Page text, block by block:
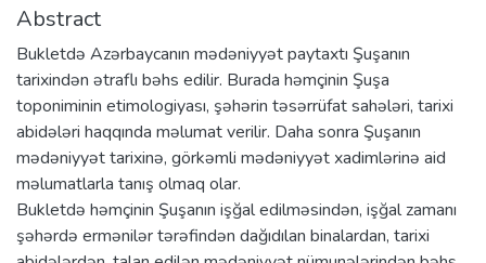
Abstract
Bukletdə Azərbaycanın mədəniyyət paytaxtı Şuşanın
tarixindən ətraflı bəhs edilir. Burada həmçinin Şuşa
toponiminin etimologiyası, şəhərin təsərrüfat sahələri, tarixi
abidələri haqqında məlumat verilir. Daha sonra Şuşanın
mədəniyyət tarixinə, görkəmli mədəniyyət xadimlərinə aid
məlumatlarla tanış olmaq olar.
Bukletdə həmçinin Şuşanın işğal edilməsindən, işğal zamanı
şəhərdə ermənilər tərəfindən dağıdılan binalardan, tarixi